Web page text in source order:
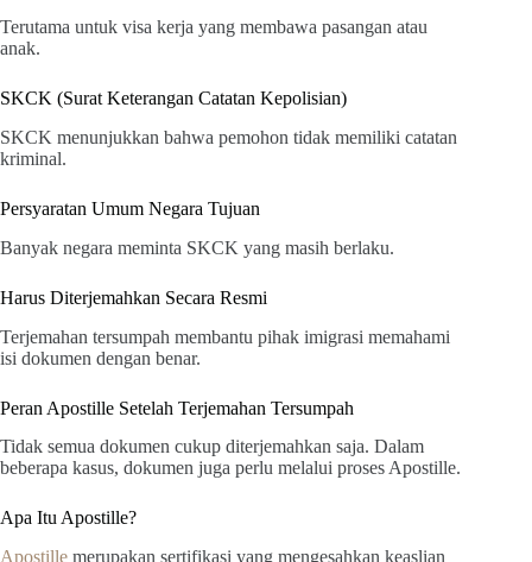
Terutama untuk visa kerja yang membawa pasangan atau
anak.
SKCK (Surat Keterangan Catatan Kepolisian)
SKCK menunjukkan bahwa pemohon tidak memiliki catatan
kriminal.
Persyaratan Umum Negara Tujuan
Banyak negara meminta SKCK yang masih berlaku.
Harus Diterjemahkan Secara Resmi
Terjemahan tersumpah membantu pihak imigrasi memahami
isi dokumen dengan benar.
Peran Apostille Setelah Terjemahan Tersumpah
Tidak semua dokumen cukup diterjemahkan saja. Dalam
beberapa kasus, dokumen juga perlu melalui proses Apostille.
Apa Itu Apostille?
Apostille merupakan sertifikasi yang mengesahkan keaslian